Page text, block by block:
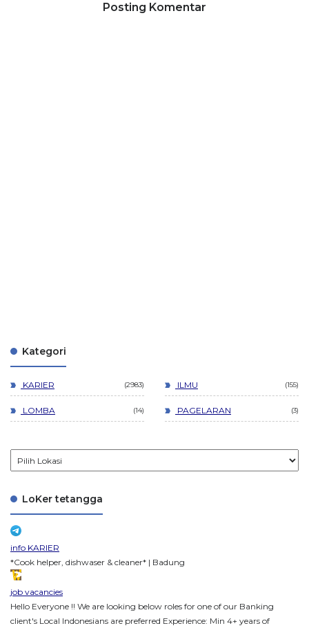
Posting Komentar
Kategori
KARIER 2983 ILMU 155
LOMBA 14 PAGELARAN 3
LoKer tetangga
info KARIER
*Cook helper, dishwaser & cleaner* | Badung
job vacancies
Hello Everyone !! We are looking below roles for one of our Banking
client's Local Indonesians are preferred Experience: Min 4+ years of